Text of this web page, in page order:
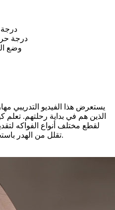
درجة
درجة
وضع
يستعرض هذا الفيديو التدريبي
الذين هم في بداية رحلتهم.
لقطع مختلف أنواع الفواكه
تقلل من الهدر باستخدام كل أجزاء الفاكهة أو الخضار.